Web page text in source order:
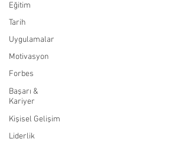
Eğitim
Tarih
Uygulamalar
Motivasyon
Forbes
Başarı &
Kariyer
Kişisel Gelişim
Liderlik